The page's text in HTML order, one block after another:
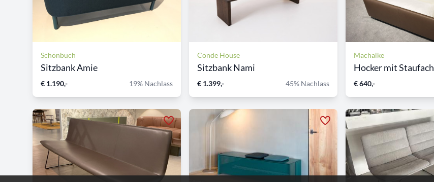
Schönbuch
Sitzbank Amie
€ 1.190,- 19% Nachlass
Conde House
Sitzbank Nami
€ 1.399,- 45% Nachlass
Machalke
Hocker mit Staufach
€ 640,-